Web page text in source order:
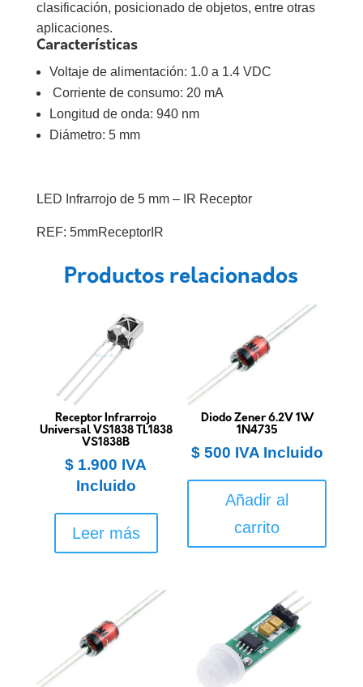
clasificación, posicionado de objetos, entre otras
aplicaciones.
Características
Voltaje de alimentación: 1.0 a 1.4 VDC
Corriente de consumo: 20 mA
Longitud de onda: 940 nm
Diámetro: 5 mm
LED Infrarrojo de 5 mm – IR Receptor
REF: 5mmReceptorIR
Productos relacionados
Receptor Infrarrojo
Universal VS1838 TL1838
VS1838B
$ 1.900 IVA
Incluido
Leer más
Diodo Zener 6.2V 1W
1N4735
$500 IVA Incluido
Añadir al
carrito